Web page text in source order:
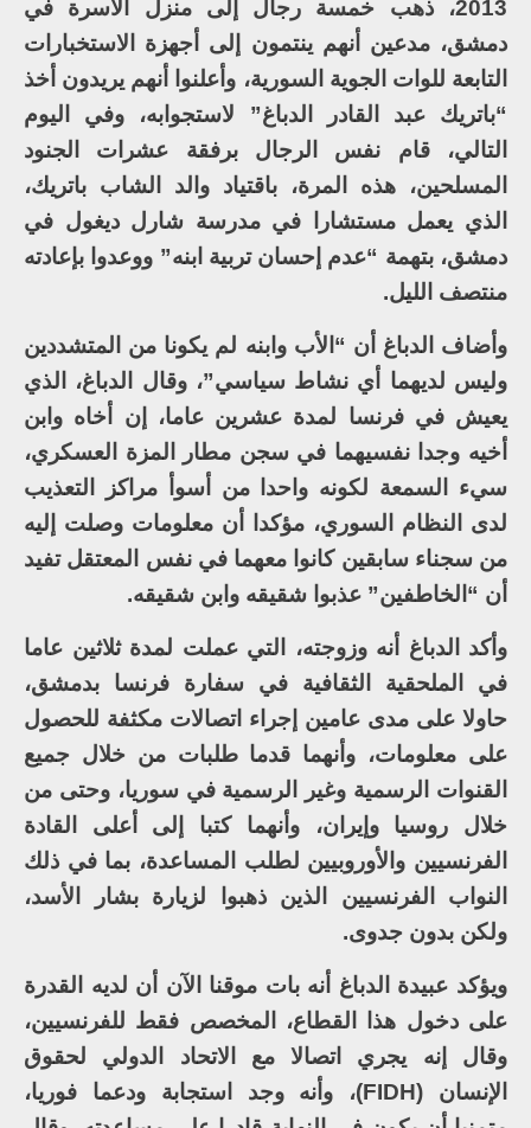
2013، ذهب خمسة رجال إلى منزل الأسرة في
دمشق، مدعين أنهم ينتمون إلى أجهزة الاستخبارات
التابعة للوات الجوية السورية، وأعلنوا أنهم يريدون أخذ
“باتريك عبد القادر الدباغ” لاستجوابه، وفي اليوم
التالي، قام نفس الرجال برفقة عشرات الجنود
المسلحين، هذه المرة، باقتياد والد الشاب باتريك،
الذي يعمل مستشارا في مدرسة شارل ديغول في
دمشق، بتهمة “عدم إحسان تربية ابنه” ووعدوا بإعادته
منتصف الليل.
وأضاف الدباغ أن “الأب وابنه لم يكونا من المتشددين
وليس لديهما أي نشاط سياسي”، وقال الدباغ، الذي
يعيش في فرنسا لمدة عشرين عاما، إن أخاه وابن
أخيه وجدا نفسيهما في سجن مطار المزة العسكري،
سيء السمعة لكونه واحدا من أسوأ مراكز التعذيب
لدى النظام السوري، مؤكدا أن معلومات وصلت إليه
من سجناء سابقين كانوا معهما في نفس المعتقل تفيد
أن “الخاطفين” عذبوا شقيقه وابن شقيقه.
وأكد الدباغ أنه وزوجته، التي عملت لمدة ثلاثين عاما
في الملحقية الثقافية في سفارة فرنسا بدمشق،
حاولا على مدى عامين إجراء اتصالات مكثفة للحصول
على معلومات، وأنهما قدما طلبات من خلال جميع
القنوات الرسمية وغير الرسمية في سوريا، وحتى من
خلال روسيا وإيران، وأنهما كتبا إلى أعلى القادة
الفرنسيين والأوروبيين لطلب المساعدة، بما في ذلك
النواب الفرنسيين الذين ذهبوا لزيارة بشار الأسد،
ولكن بدون جدوى.
ويؤكد عبيدة الدباغ أنه بات موقنا الآن أن لديه القدرة
على دخول هذا القطاع، المخصص فقط للفرنسيين،
وقال إنه يجري اتصالا مع الاتحاد الدولي لحقوق
الإنسان (FIDH)، وأنه وجد استجابة ودعما فوريا،